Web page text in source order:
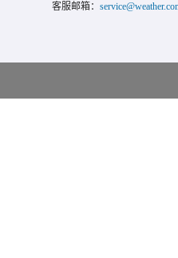
客服邮箱：